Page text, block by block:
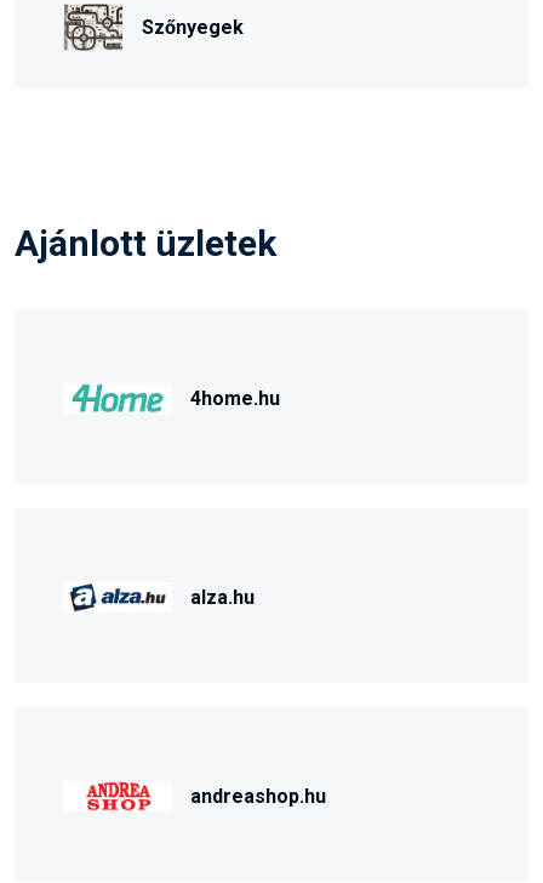
Szőnyegek
Ajánlott üzletek
4home.hu
alza.hu
andreashop.hu